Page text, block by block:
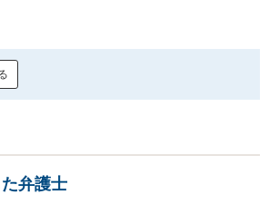
弁護士